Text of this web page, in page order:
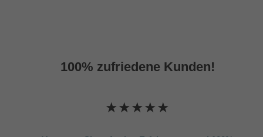
100% zufriedene Kunden!
★★★★★